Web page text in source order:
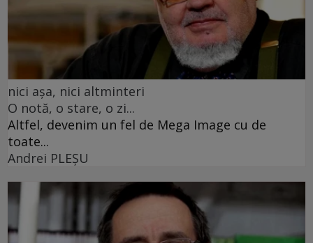
nici așa, nici altminteri
O notă, o stare, o zi...
Altfel, devenim un fel de Mega Image cu de
toate...
Andrei PLEŞU